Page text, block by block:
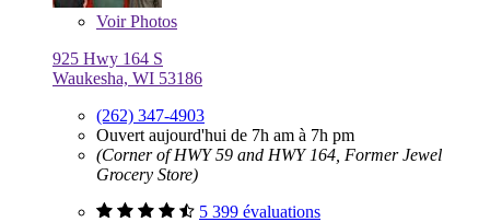
VoirPhotos
925 Hwy 164 S
Waukesha, WI 53186
(262) 347-4903
Ouvert aujourd'hui de 7h am à 7h pm
(Corner of HWY 59 and HWY 164, Former Jewel
Grocery Store)
5 399 évaluations